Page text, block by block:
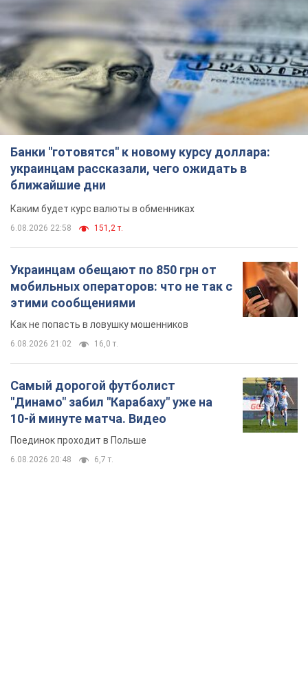
Банки "готовятся" к новому курсу доллара:
украинцам рассказали, чего ожидать в
ближайшие дни
Каким будет курс валюты в обменниках
6.08.2026 22:58 151,2 т.
Украинцам обещают по 850 грн от
мобильных операторов: что не так с
этими сообщениями
Как не попасть в ловушку мошенников
6.08.2026 21:02 16,0 т.
Самый дорогой футболист
"Динамо" забил "Карабаху" уже на
10-й минуте матча. Видео
Поединок проходит в Польше
6.08.2026 20:48 6,7 т.